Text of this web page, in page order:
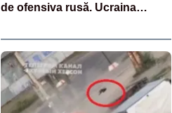
de ofensiva rusă. Ucraina
copii